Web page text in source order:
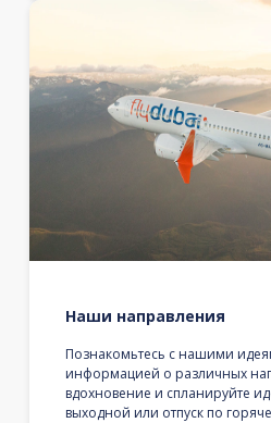
Наши направления
Познакомьтесь с нашими
информацией о различных
вдохновение и спланируйте
выходной или отпуск по